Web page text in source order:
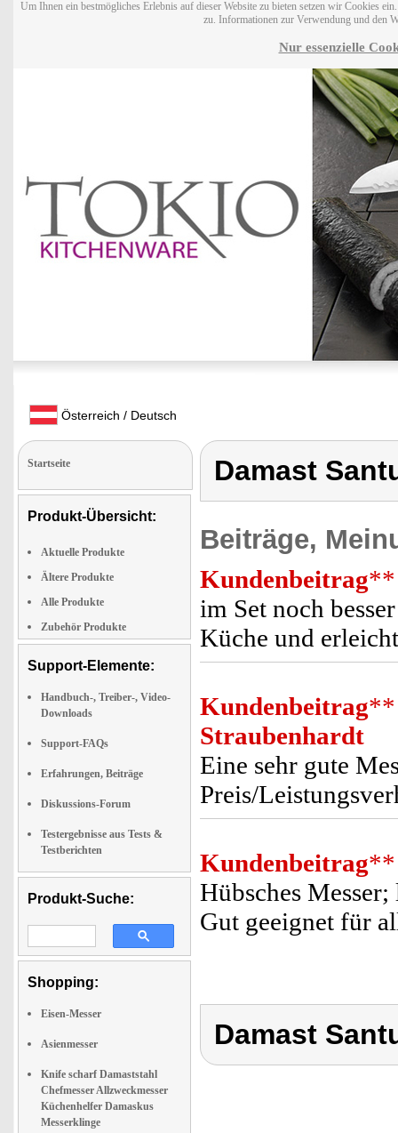
Um Ihnen ein bestmögliches Erlebnis auf dieser Website zu bieten setzen wir Cookies
zu. Informationen zur Verwendung und den
Nur essenzielle
Österreich / Deutsch
Startseite
Produkt-Übersicht:
Aktuelle Produkte
Ältere Produkte
Alle Produkte
Zubehör Produkte
Support-Elemente:
Handbuch-, Treiber-, Video-
Downloads
Support-FAQs
Erfahrungen, Beiträge
Diskussions-Forum
Testergebnisse aus Tests &
Testberichten
Produkt-Suche:
Shopping:
Eisen-Messer
Asienmesser
Knife scharf Damaststahl
Chefmesser Allzweckmesser
Küchenhelfer Damaskus
Messerklinge
Damast
Beiträge,
Kundenbeitrag**
im Set noch
Küche und
Kundenbeitrag**
Straubenhardt
Eine sehr gute
Preis/
Kundenbeitrag**
Hübsches
Gut geeignet für
Damast